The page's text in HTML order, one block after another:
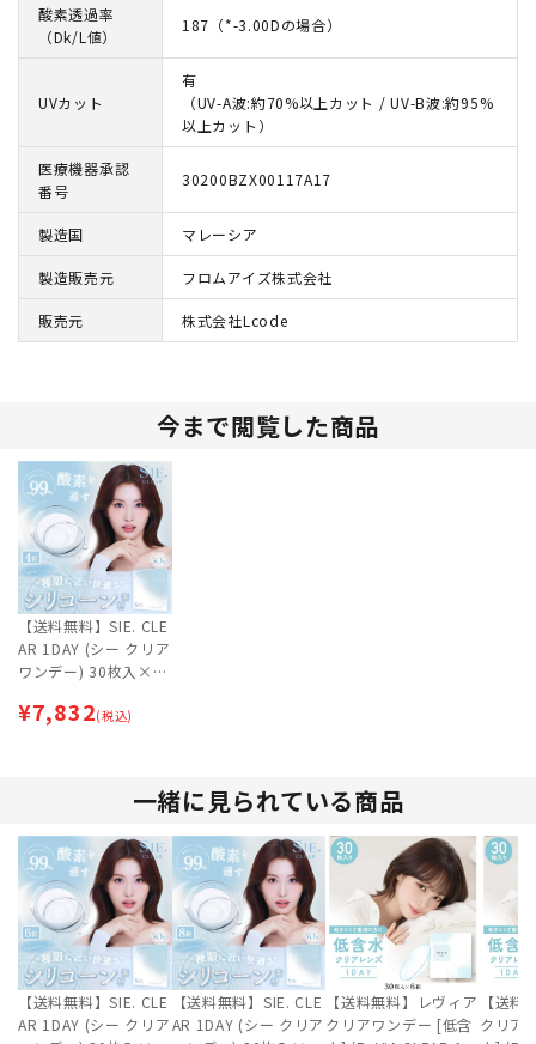
酸素透過率
（Dk/L値）
187（*-3.00Dの場合）
UVカット
有
（UV-A波:約70%以上カット / UV-B波:約95%
以上カット）
医療機器承認
番号
30200BZX00117A17
製造国 マレーシア
製造販売元 フロムアイズ株式会社
販売元 株式会社Lcode
今まで閲覧した商品
【送料無料】SIE. CLE
AR 1DAY (シー クリア
ワンデー) 30枚入×4
¥7,832(税込)
一緒に見られている商品
【送料無料】SIE. CLE
AR 1DAY (シー クリア
【送料無料】SIE. CLE
AR 1DAY (シー クリア
【送料無料】レヴィア
クリアワンデー [低含
【送料
クリア